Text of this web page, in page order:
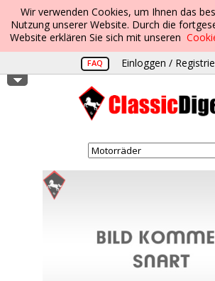
Wir verwenden Cookies, um Ihnen das
Nutzung unserer Website. Durch die
Website erklären Sie sich mit unseren
FAQ Einloggen /